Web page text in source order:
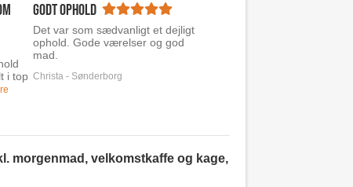
i top
Godt ophold
Det var som sædvanligt et dejligt
ophold. Gode værelser og god
mad.
Christa - Sønderborg
morgenmad, velkomstkaffe og kage,